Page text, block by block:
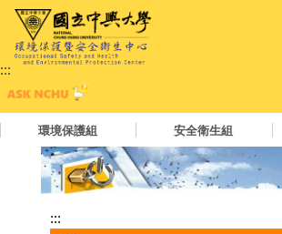
:::
環境保護組 安全衛生組
:::